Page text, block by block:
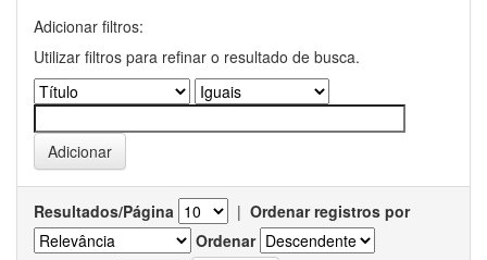
Adicionar filtros:
Utilizar filtros para refinar o resultado de busca.
Resultados/Página | Ordenar registros por
Ordenar